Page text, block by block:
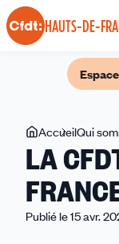
Panneau de gestion
HAUTS-DE-
Vous
êtes
ici
AccueilQui
LA
Publié le 15 avr.